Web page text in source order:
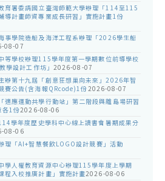
育署委請國立臺灣師範大學辦理「114至115
導計畫師資專業成長研習」實施計畫1份
事學院造船及海洋工程系辦理「2026學生船
08-07
等學校辦理115學年度第一學期數位前導學校
學設計工作坊」 2026-08-07
辦第十九屆「創意狂想巢向未來」2026年智
賽公告(含海報QRcode)1份2026-08-07
適應運動共學行動站」第二階段與離島場研習
各1份2026-08-06
學年度歷史學科中心線上讀書會暑期成果分
08-06
理「AI+智慧餐飲LOGO設計競賽」活動
學人權教育資源中心辦理115學年度上學期
程入校推廣計畫」實施計畫2026-08-06